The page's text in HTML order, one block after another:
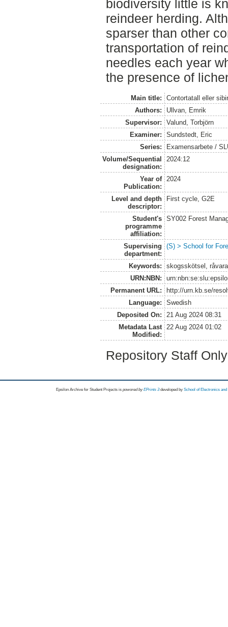
biodiversity little is
reindeer herding.
sparser than other
transportation of
needles each year
the presence of
Main title:
Contortatall eller
Authors:
Ullvan, Emrik
Supervisor:
Valund, Torbjörn
Examiner:
Sundstedt, Eric
Series:
Examensarbete /
Volume/Sequential
designation:
2024:12
Year of
Publication:
2024
Level and depth
descriptor:
First cycle, G2E
Student's
programme
affiliation:
SY002 Forest
Supervising
department:
(S) > School for
Keywords:
skogsskötsel,
URN:NBN:
Permanent URL:
http://urn.kb.se/
Language:
Swedish
Deposited On:
21 Aug 2024 08:31
Metadata Last
Modified:
22 Aug 2024 01:02
Repository Staff
Epsilon Archive for Student Projects is powored byEPrints 3 developed by School of Electronics